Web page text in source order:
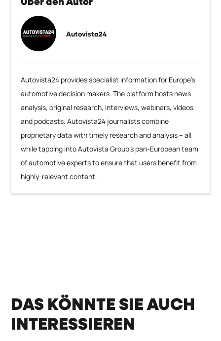
Autovista24
Autovista24 provides specialist information for Europe’s
automotive decision makers. The platform hosts news
analysis, original research, interviews, webinars, videos
and podcasts. Autovista24 journalists combine
proprietary data with timely research and analysis – all
while tapping into Autovista Group’s pan-European team
of automotive experts to ensure that users benefit from
highly-relevant content.
DAS KÖNNTE SIE AUCH
INTERESSIEREN